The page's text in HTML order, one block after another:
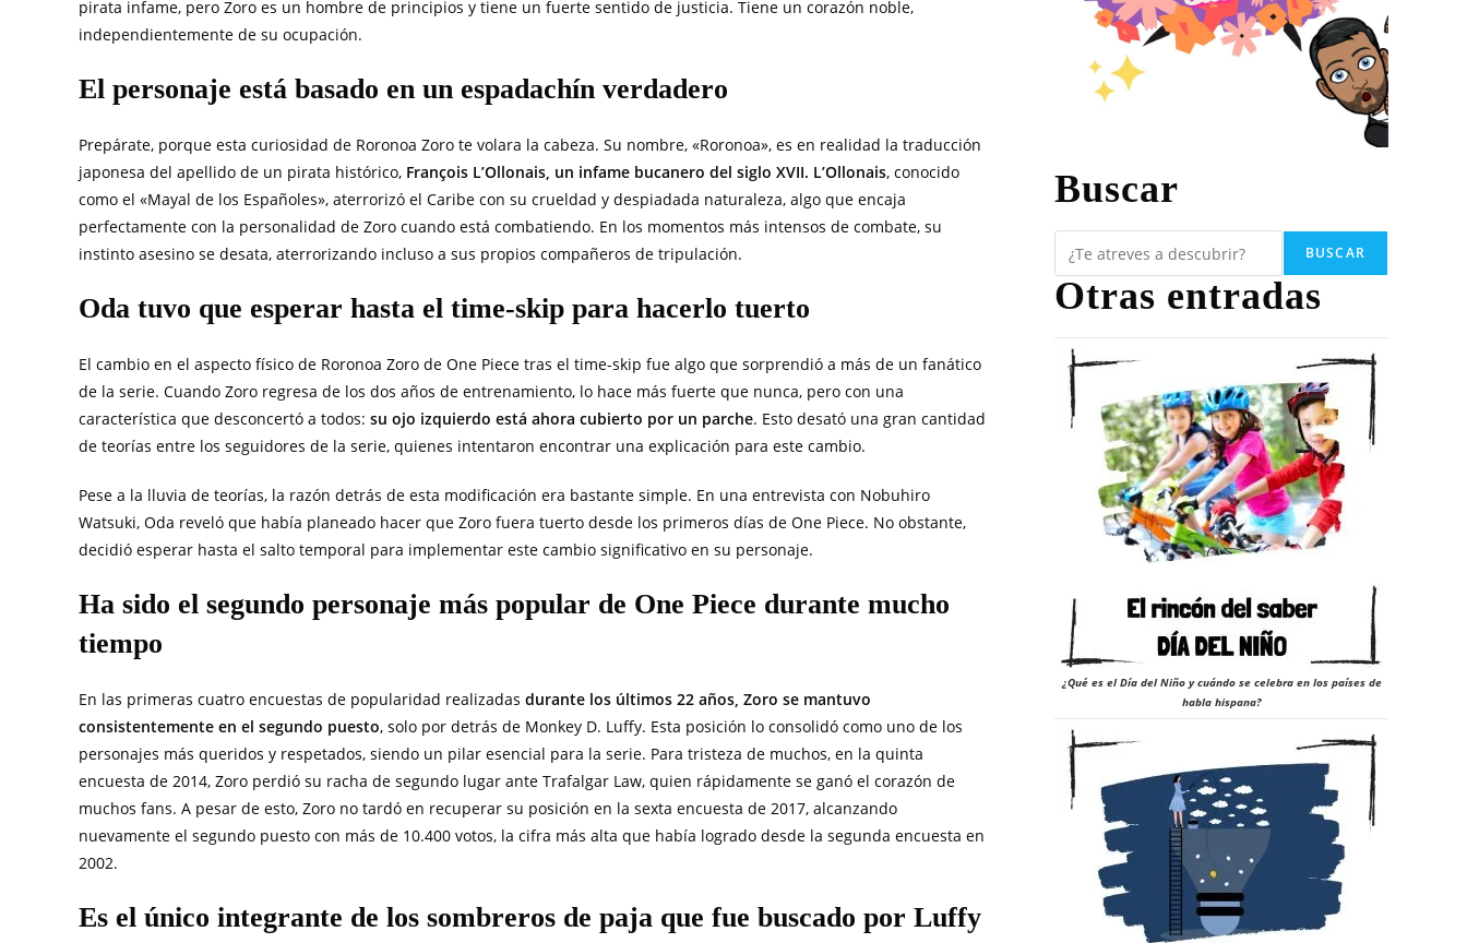
pirata infame, pero Zoro es un hombre de principios y tiene un fuerte sentido de justicia. Tiene un corazón noble,
independientemente de su ocupación.
El personaje está basado en un espadachín verdadero
Prepárate, porque esta curiosidad de Roronoa Zoro te volara la cabeza. Su nombre, «Roronoa», es en realidad la traducción
japonesa del apellido de un pirata histórico, François L’Ollonais, un infame bucanero del siglo XVII. L’Ollonais, conocido
como el «Mayal de los Españoles», aterrorizó el Caribe con su crueldad y despiadada naturaleza, algo que encaja
perfectamente con la personalidad de Zoro cuando está combatiendo. En los momentos más intensos de combate, su
instinto asesino se desata, aterrorizando incluso a sus propios compañeros de tripulación.
Oda tuvo que esperar hasta el time-skip para hacerlo tuerto
El cambio en el aspecto físico de Roronoa Zoro de One Piece tras el time-skip fue algo que sorprendió a más de un fanático
de la serie. Cuando Zoro regresa de los dos años de entrenamiento, lo hace más fuerte que nunca, pero con una
característica que desconcertó a todos: su ojo izquierdo está ahora cubierto por un parche. Esto desató una gran cantidad
de teorías entre los seguidores de la serie, quienes intentaron encontrar una explicación para este cambio.
Pese a la lluvia de teorías, la razón detrás de esta modificación era bastante simple. En una entrevista con Nobuhiro
Watsuki, Oda reveló que había planeado hacer que Zoro fuera tuerto desde los primeros días de One Piece. No obstante,
decidió esperar hasta el salto temporal para implementar este cambio significativo en su personaje.
Ha sido el segundo personaje más popular de One Piece durante mucho
tiempo
En las primeras cuatro encuestas de popularidad realizadas durante los últimos 22 años, Zoro se mantuvo
consistentemente en el segundo puesto, solo por detrás de Monkey D. Luffy. Esta posición lo consolidó como uno de los
personajes más queridos y respetados, siendo un pilar esencial para la serie. Para tristeza de muchos, en la quinta
encuesta de 2014, Zoro perdió su racha de segundo lugar ante Trafalgar Law, quien rápidamente se ganó el corazón de
muchos fans. A pesar de esto, Zoro no tardó en recuperar su posición en la sexta encuesta de 2017, alcanzando
nuevamente el segundo puesto con más de 10.400 votos, la cifra más alta que había logrado desde la segunda encuesta en
2002.
Es el único integrante de los sombreros de paja que fue buscado por Luffy
Buscar
BUSCAR
Otras entradas
¿Qué es el Día del Niño y cuándo se celebra en los países de
habla hispana?